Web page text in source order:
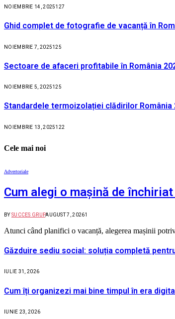
NOIEMBRIE 14, 2025127
Ghid complet de fotografie de vacanță în
NOIEMBRIE 7, 2025125
Sectoare de afaceri profitabile în România
NOIEMBRIE 5, 2025125
Standardele termoizolației clădirilor România
NOIEMBRIE 13, 2025122
Cele mai noi
Advertoriale
Cum alegi o mașină de
BY SUCCES GRUPAUGUST 7, 20261
Atunci când planifici o vacanță, alegerea mașinii
Găzduire sediu social: soluția completă
IULIE 31, 2026
Cum îți organizezi mai bine timpul în era
IUNIE 23, 2026